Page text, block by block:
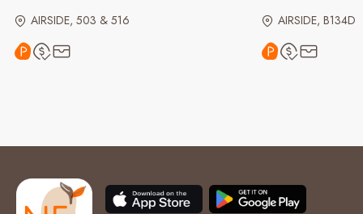
AIRSIDE, 503 & 516 AIRSIDE, B134D